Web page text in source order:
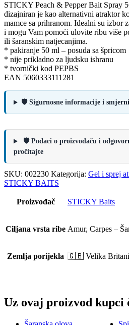
STICKY Peach & Pepper Bait Spray
dizajniran je kao alternativni atraktor
mamce sa prihranom. Idealni su izbor
i mogu Vam pomoći ulovite ribu više
ili šaranskim natjecanjima.
* pakiranje 50 ml – posuda sa špricom
* nije prikladno za ljudsku ishranu
* tvornički kod PEPBS
EAN 5060333111281
🛡️ Sigurnosne informacije i
🛡️ Podaci o proizvođaču i
pročitajte
SKU: 002230 Kategorija: Gel i sprej
STICKY BAITS
Proizvođač STICKY Baits
Ciljana vrsta ribe Amur, Carpes –
Zemlja porijekla 🇬🇧 Velika
Uz ovaj proizvod kupci